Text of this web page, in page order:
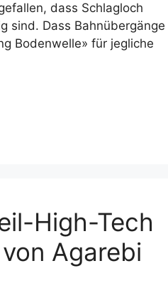
dass Schlagloch
sind. Dass Bahnübergänge
Bodenwelle» für jegliche
High-Tech
Agarebi